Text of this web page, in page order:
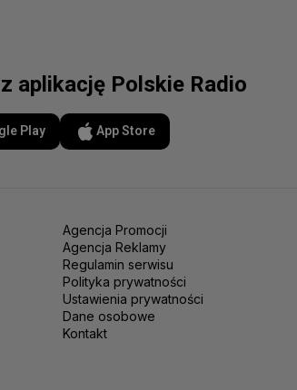
aplikację Polskie Radio
Play App Store
Agencja Promocji
Agencja Reklamy
Regulamin serwisu
Polityka prywatności
Ustawienia prywatności
Dane osobowe
Kontakt